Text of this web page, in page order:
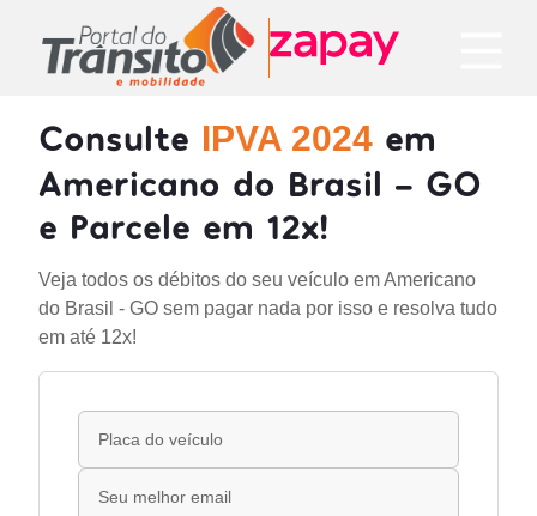
Consulte IPVA 2024 em
Americano do Brasil - GO
e Parcele em 12x!
Veja todos os débitos do seu veículo em Americano
do Brasil - GO sem pagar nada por isso e resolva tudo
em até 12x!